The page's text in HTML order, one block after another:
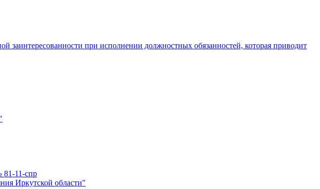
при исполнении должностных обязанностей, которая приводит
81-11-спр
Иркутской области"